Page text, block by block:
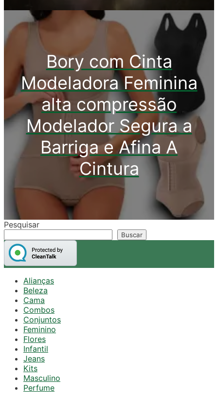
Bory com Cinta
Modeladora Feminina
alta compressão
Modelador Segura a
Barriga e Afina A
Cintura
Pesquisar
Buscar
Alianças
Beleza
Cama
Combos
Conjuntos
Feminino
Flores
Infantil
Jeans
Kits
Masculino
Perfume